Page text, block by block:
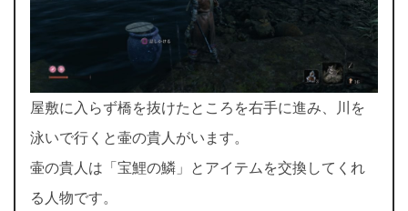
屋敷に入らず橋を抜けたところを右手に進み、川を
泳いで行くと壷の貴人がいます。
壷の貴人は「宝鯉の鱗」とアイテムを交換してくれ
る人物です。